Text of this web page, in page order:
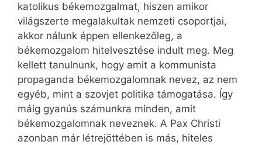
katolikus békemozgalmat, hiszen amikor
világszerte megalakultak nemzeti csoportjai,
akkor nálunk éppen ellenkezőleg, a
békemozgalom hitelvesztése indult meg. Meg
kellett tanulnunk, hogy amit a kommunista
propaganda békemozgalomnak nevez, az nem
egyéb, mint a szovjet politika támogatása. Így
máig gyanús számunkra minden, amit
békemozgalomnak neveznek. A Pax Christi
azonban már létrejöttében is más, hiteles